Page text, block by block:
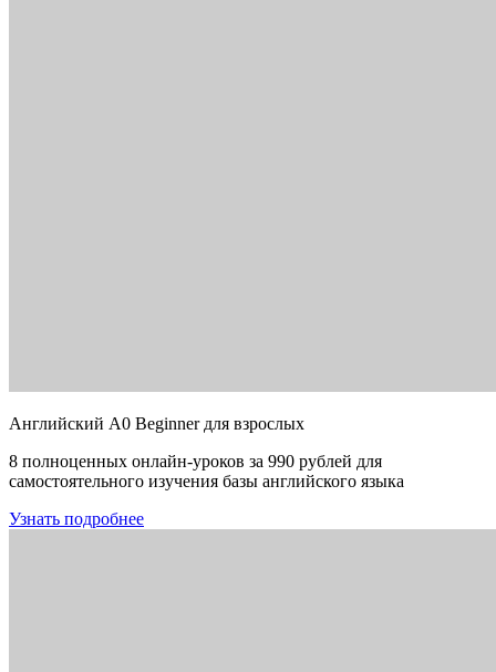
Английский A0 Beginner для взрослых
8 полноценных онлайн-уроков за 990 рублей для
самостоятельного изучения базы английского языка
Узнать подробнее